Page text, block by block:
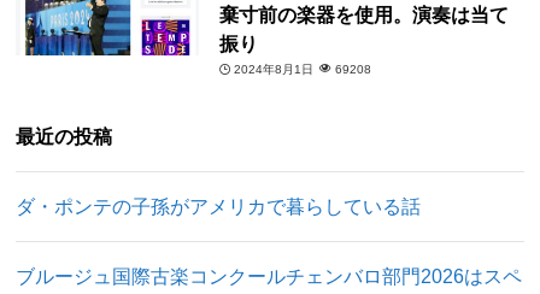
棄寸前の楽器を使用。演奏は当て
振り
2024年8月1日 69208
最近の投稿
ダ・ポンテの子孫がアメリカで暮らしている話
ブルージュ国際古楽コンクールチェンバロ部門2026はスペ